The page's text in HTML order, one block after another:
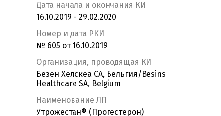
Дата начала и окончания КИ
16.10.2019 - 29.02.2020
Номер и дата РКИ
№ 605 от 16.10.2019
Организация, проводящая КИ
Безен Хелскеа СА, Бельгия/Besins
Healthcare SA, Belgium
Наименование ЛП
Утрожестан® (Прогестерон)